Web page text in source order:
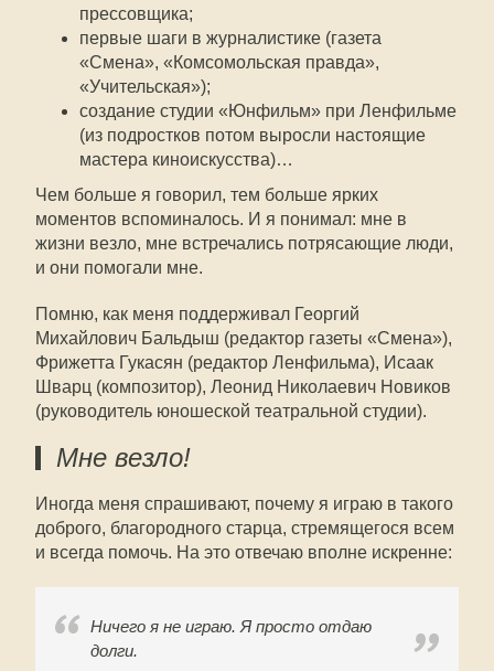
прессовщика;
первые шаги в журналистике (газета
«Смена», «Комсомольская правда»,
«Учительская»);
создание студии «Юнфильм» при Ленфильме
(из подростков потом выросли настоящие
мастера киноискусства)…
Чем больше я говорил, тем больше ярких
моментов вспоминалось. И я понимал: мне в
жизни везло, мне встречались потрясающие люди,
и они помогали мне.
Помню, как меня поддерживал Георгий
Михайлович Бальдыш (редактор газеты «Смена»),
Фрижетта Гукасян (редактор Ленфильма), Исаак
Шварц (композитор), Леонид Николаевич Новиков
(руководитель юношеской театральной студии).
Мне везло!
Иногда меня спрашивают, почему я играю в такого
доброго, благородного старца, стремящегося всем
и всегда помочь. На это отвечаю вполне искренне:
Ничего я не играю. Я просто отдаю
долги.